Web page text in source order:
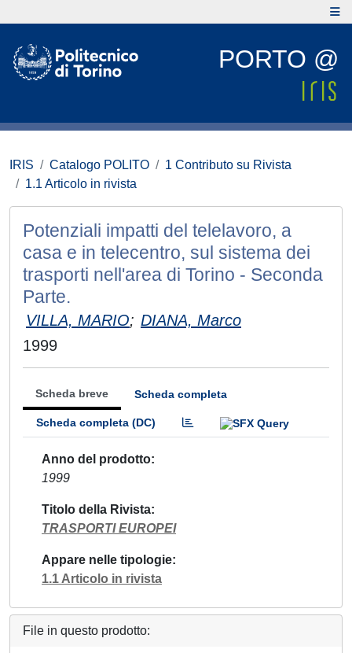
PORTO @
IRIS Catalogo POLITO
1 Contributo su Rivista
1.1 Articolo in rivista
Potenziali impatti del telelavoro, a
casa e in telecentro, sul sistema dei
trasporti nell'area di Torino - Seconda
Parte.
VILLA, MARIO; DIANA, Marco
1999
Scheda breve Scheda completa
Scheda completa (DC)
Anno del prodotto
1999
Titolo della Rivista
TRASPORTI EUROPEI
Appare nelle tipologie
1.1 Articolo in rivista
File in questo prodotto: